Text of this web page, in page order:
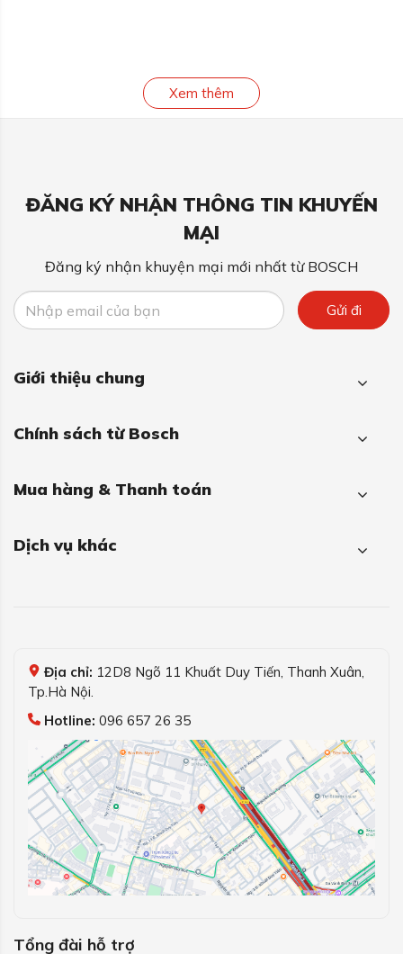
Xem thêm
ĐĂNG KÝ NHẬN THÔNG TIN KHUYẾN
MẠI
Đăng ký nhận khuyện mại mới nhất từ BOSCH
Gửi đi
Giới thiệu chung
Chính sách từ Bosch
Mua hàng & Thanh toán
Dịch vụ khác
Địa chỉ: 12D8 Ngõ 11 Khuất Duy Tiến, Thanh Xuân,
Tp.Hà Nội.
Hotline: 096 657 26 35
Tổng đài hỗ trợ